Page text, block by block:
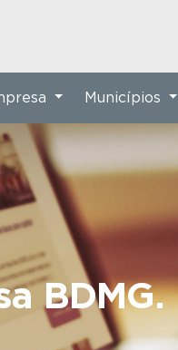
BDMG.
Municípios